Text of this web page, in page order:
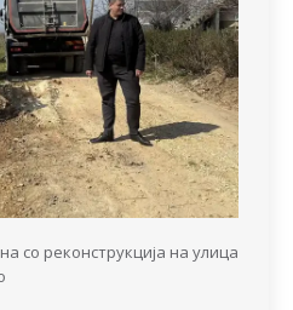
со реконструкција на улица